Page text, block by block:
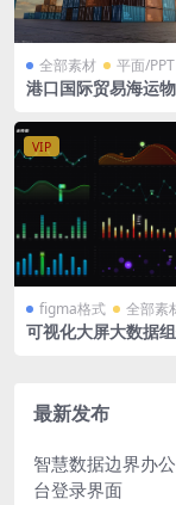
全部素材 平面/PPT
港口国际贸易海运
VIP
figma格式 全部素
可视化大屏大数据
最新发布
智慧数据边界办
台登录界面